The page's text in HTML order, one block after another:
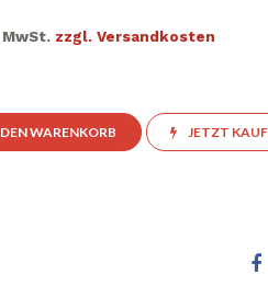
zzgl. Versandkosten
WARENKORB JETZT